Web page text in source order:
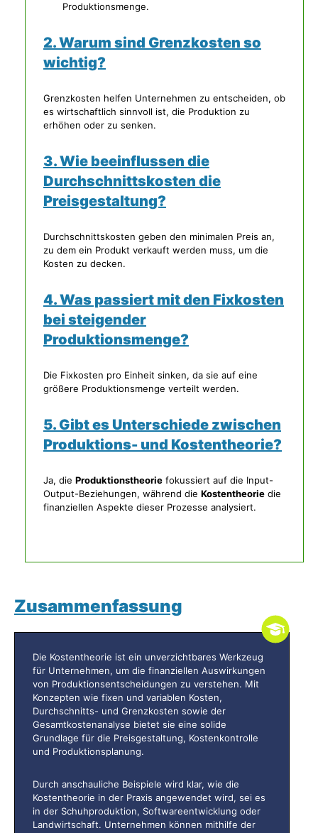
Produktionsmenge.
2. Warum sind Grenzkosten so
wichtig?
Grenzkosten helfen Unternehmen zu entscheiden, ob
es wirtschaftlich sinnvoll ist, die Produktion zu
erhöhen oder zu senken.
3. Wie beeinflussen die
Durchschnittskosten die
Preisgestaltung?
Durchschnittskosten geben den minimalen Preis an,
zu dem ein Produkt verkauft werden muss, um die
Kosten zu decken.
4. Was passiert mit den Fixkosten
bei steigender
Produktionsmenge?
Die Fixkosten pro Einheit sinken, da sie auf eine
größere Produktionsmenge verteilt werden.
5. Gibt es Unterschiede zwischen
Produktions- und Kostentheorie?
Ja, die Produktionstheorie fokussiert auf die Input-
Output-Beziehungen, während die Kostentheorie die
finanziellen Aspekte dieser Prozesse analysiert.
Zusammenfassung
Die Kostentheorie ist ein unverzichtbares Werkzeug
für Unternehmen, um die finanziellen Auswirkungen
von Produktionsentscheidungen zu verstehen. Mit
Konzepten wie fixen und variablen Kosten,
Durchschnitts- und Grenzkosten sowie der
Gesamtkostenanalyse bietet sie eine solide
Grundlage für die Preisgestaltung, Kostenkontrolle
und Produktionsplanung.
Durch anschauliche Beispiele wird klar, wie die
Kostentheorie in der Praxis angewendet wird, sei es
in der Schuhproduktion, Softwareentwicklung oder
Landwirtschaft. Unternehmen können mithilfe der